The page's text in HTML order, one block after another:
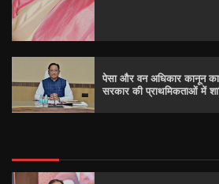
पेसा और वन अधिकार कानून का
सरकार की प्राथमिकताओं में